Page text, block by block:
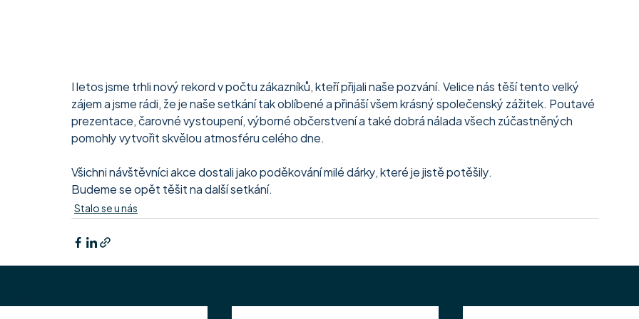
I letos jsme trhli nový rekord v počtu zákazníků, kteří přijali naše pozvání. Velice nás těší tento velký
zájem a jsme rádi, že je naše setkání tak oblíbené a přináší všem krásný společenský zážitek. Poutavé
prezentace, čarovné vystoupení, výborné občerstvení a také dobrá nálada všech zúčastněných
pomohly vytvořit skvělou atmosféru celého dne.
Všichni návštěvníci akce dostali jako poděkování milé dárky, které je jistě potěšily.
Budeme se opět těšit na další setkání.
Stalo se u nás